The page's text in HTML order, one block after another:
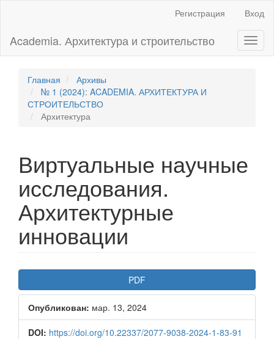
Основное
содержимое
панель
Регистрация Вход
Academia. Архитектура и строительство
Главная
Архивы
№ 1 (2024): ACADEMIA. АРХИТЕКТУРА И
СТРОИТЕЛЬСТВО
Архитектура
Виртуальные научные
исследования.
Архитектурные
инновации
Боковая
панель
статьи
PDF
Опубликован: мар. 13, 2024
DOI: https://doi.org/10.22337/2077-9038-2024-1-83-91